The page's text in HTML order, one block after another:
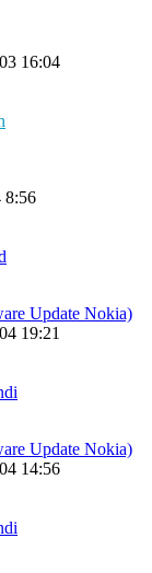
16:04
8:56
Update Nokia)
19:21
Update Nokia)
14:56